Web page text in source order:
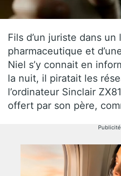
Fils d’un juriste dans un
pharmaceutique et
Niel s’y connait en
la nuit, il piratait les
l’ordinateur Sinclair
offert par son père,
Publicité